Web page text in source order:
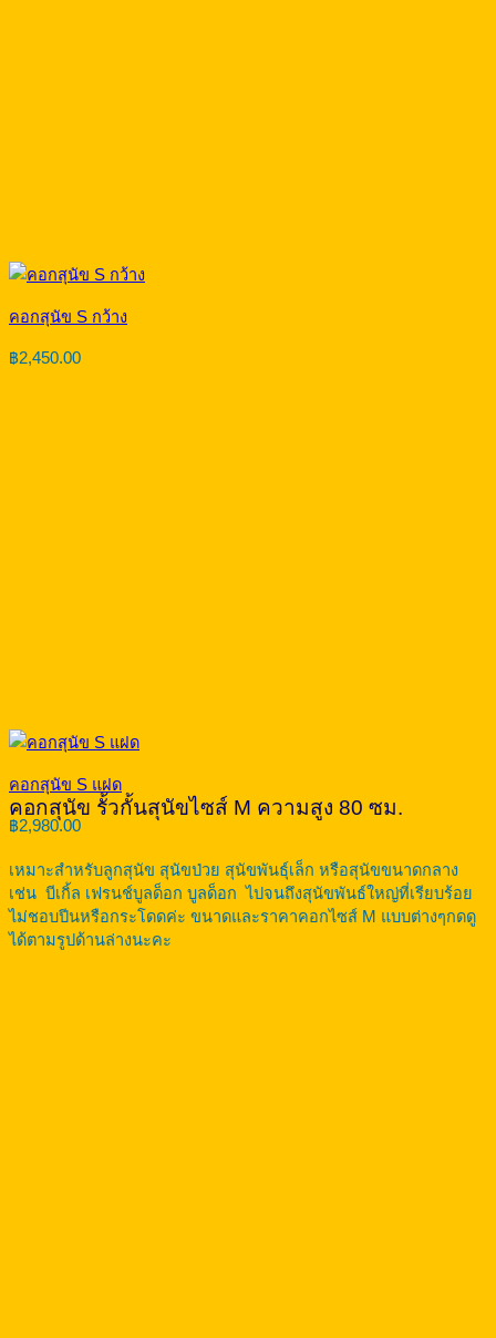
คอกสุนัข S กว้าง
฿2,450.00
คอกสุนัข S แฝด
฿2,980.00
คอกสุนัข รั้วกั้นสุนัขไซส์ M ความสูง 80 ซม.
เหมาะสำหรับลูกสุนัข สุนัขป่วย สุนัขพันธุ์เล็ก หรือสุนัขขนาดกลาง
เช่น บีเกิ้ล เฟรนช์บูลด็อก บูลด็อก ไปจนถึงสุนัขพันธ์ใหญ่ที่เรียบร้อย
ไม่ชอบปีนหรือกระโดดค่ะ ขนาดและราคาคอกไซส์ M แบบต่างๆกดดู
ได้ตามรูปด้านล่างนะคะ